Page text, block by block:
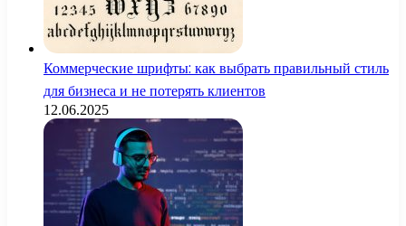
Коммерческие шрифты: как выбрать правильный стиль
для бизнеса и не потерять клиентов
12.06.2025